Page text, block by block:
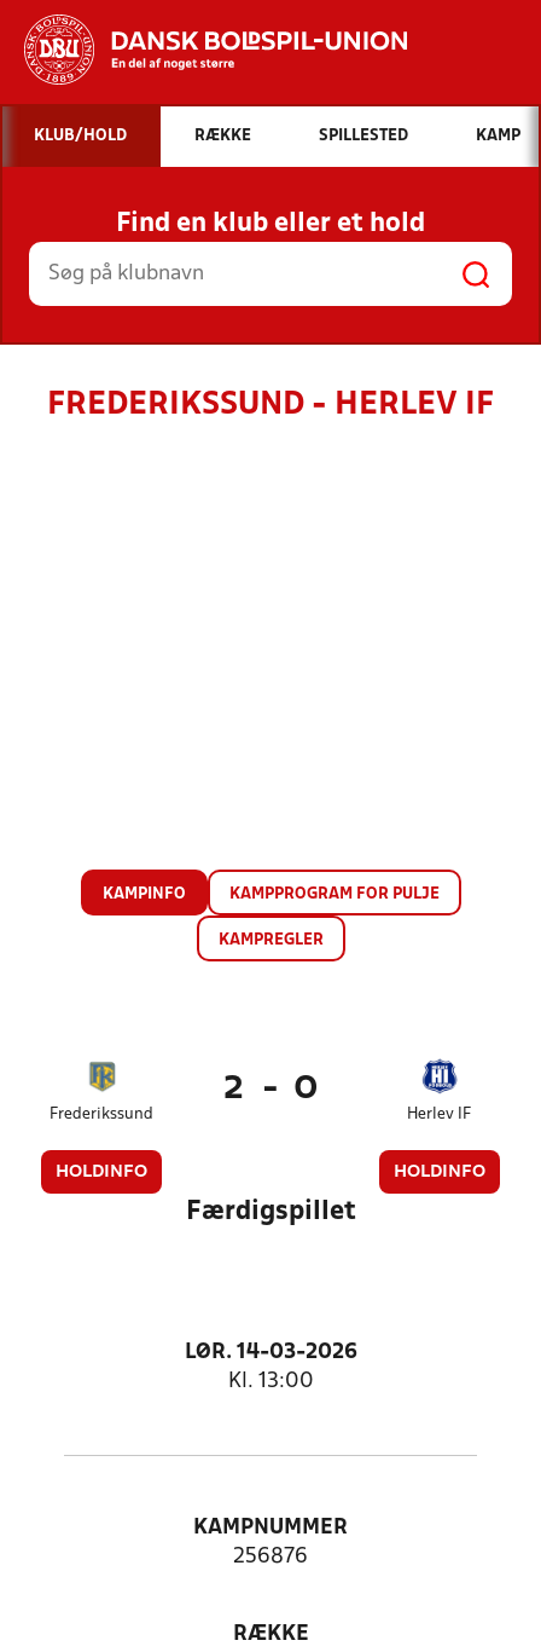
Hvad vil du søge efter?
INDHOLD OG NYHEDER
STILLINGER, RESULTATER, KLUBBER OG
HOLD
KLUB/HOLD RÆKKE SPILLESTED KAMP
Find en klub eller et hold
FREDERIKSSUND - HERLEV IF
KAMPINFO KAMPPROGRAM FOR PULJE
KAMPREGLER
Frederikssund
HOLDINFO
2 - 0
Herlev IF
HOLDINFO
Færdigspillet
LØR. 14-03-2026
Kl. 13:00
KAMPNUMMER
256876
RÆKKE